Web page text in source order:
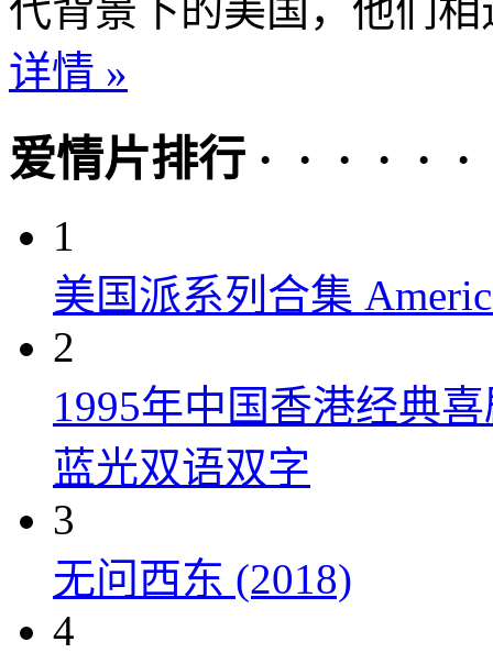
代背景下的美国，他们
详情 »
爱情片排行 · · · · · ·
1
美国派系列合集
2
1995年中国香港经典
蓝光双语双字
3
无问西东 (2018)
4